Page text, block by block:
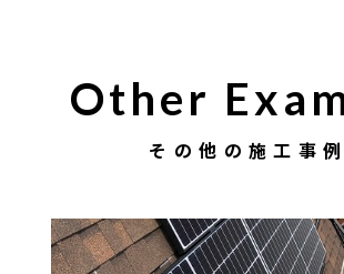
Other
その他の施工事例